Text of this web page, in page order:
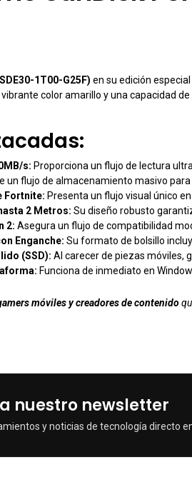
1T00-G25F) en su edición especial
color amarillo y una capacidad
s: Proporciona un flujo de lectura
un flujo de almacenamiento masivo
Fortnite: Presenta un flujo visual único
2 Metros: Su diseño robusto
2: Asegura un flujo de compatibilidad
Enganche: Su formato de bolsillo
(SSD): Al carecer de piezas móviles,
Funciona de inmediato en
móviles y creadores de contenido
nuestro newsletter
y noticias de tecnología directo